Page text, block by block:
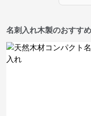
名刺入れ木製のおすす